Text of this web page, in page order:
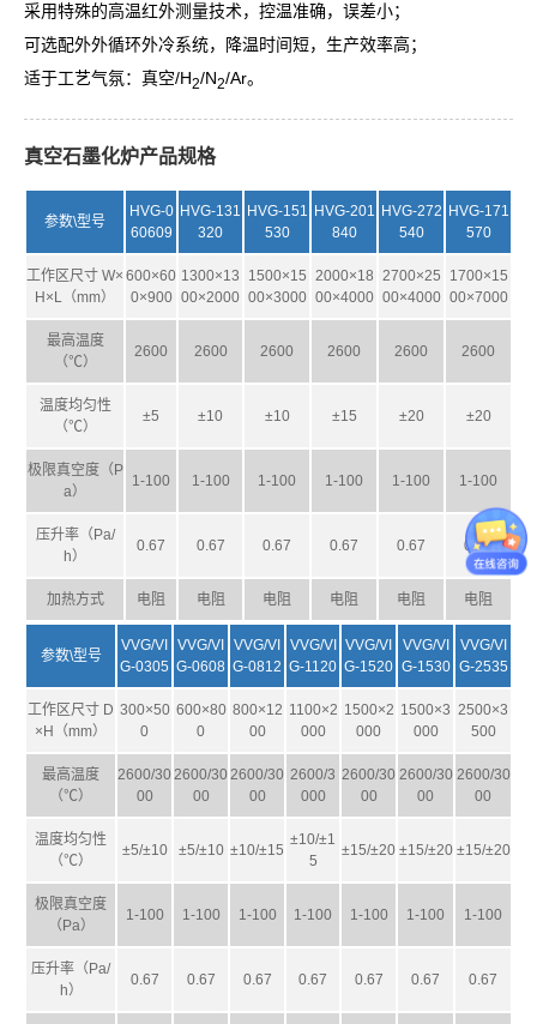
采用特殊的高温红外测量技术，控温准确，误差小；
可选配外外循环外冷系统，降温时间短，生产效率高；
适于工艺气氛：真空/H2/N2/Ar。
真空石墨化炉产品规格
参数\型号
HVG-0
60609
HVG-131
320
HVG-151
530
HVG-201
840
HVG-272
540
HVG-171
570
工作区尺寸 W×
H×L（mm）
600×60
0×900
1300×13
00×2000
1500×15
00×3000
2000×18
00×4000
2700×25
00×4000
1700×15
00×7000
最高温度
（℃）
2600 2600 2600 2600 2600 2600
温度均匀性
（℃）
±5 ±10 ±10 ±15 ±20 ±20
极限真空度（P
a）
1-100 1-100 1-100 1-100 1-100 1-100
压升率（Pa/
h）
0.67 0.67 0.67 0.67 0.67 0.67
加热方式 电阻 电阻 电阻 电阻 电阻 电阻
参数\型号
VVG/VI
G-0305
VVG/VI
G-0608
VVG/VI
G-0812
VVG/VI
G-1120
VVG/VI
G-1520
VVG/VI
G-1530
VVG/VI
G-2535
工作区尺寸 D
×H（mm）
300×50
0
600×80
0
800×12
00
1100×2
000
1500×2
000
1500×3
000
2500×3
500
最高温度
（℃）
2600/30
00
2600/30
00
2600/30
00
2600/3
000
2600/30
00
2600/30
00
2600/30
00
温度均匀性
（℃）
±5/±10 ±5/±10 ±10/±15
±10/±1
5
±15/±20 ±15/±20 ±15/±20
极限真空度
（Pa）
1-100 1-100 1-100 1-100 1-100 1-100 1-100
压升率（Pa/
h）
0.67 0.67 0.67 0.67 0.67 0.67 0.67